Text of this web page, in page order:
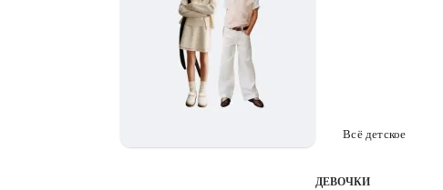
Всё детское
ДЕВОЧКИ